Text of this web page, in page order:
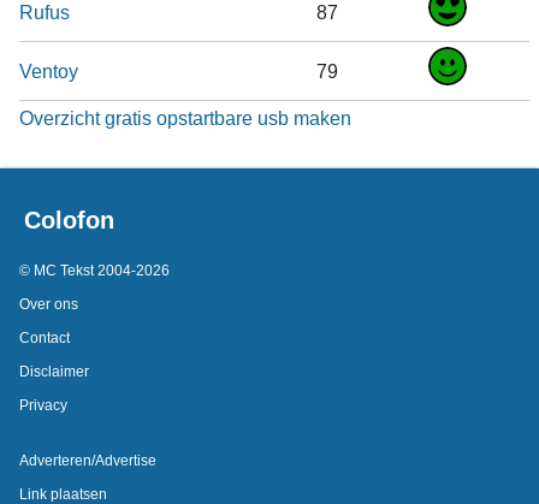
Rufus 87
Ventoy 79
Overzicht gratis opstartbare usb maken
Colofon
© MC Tekst 2004-2026
Over ons
Contact
Disclaimer
Privacy
Adverteren/Advertise
Link plaatsen